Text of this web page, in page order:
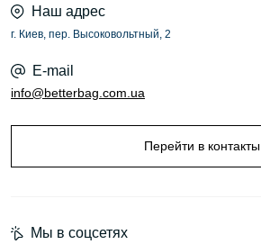
Наш адрес
г. Киев, пер. Высоковольтный, 2
E-mail
info@betterbag.com.ua
Перейти в контакты
Мы в соцсетях